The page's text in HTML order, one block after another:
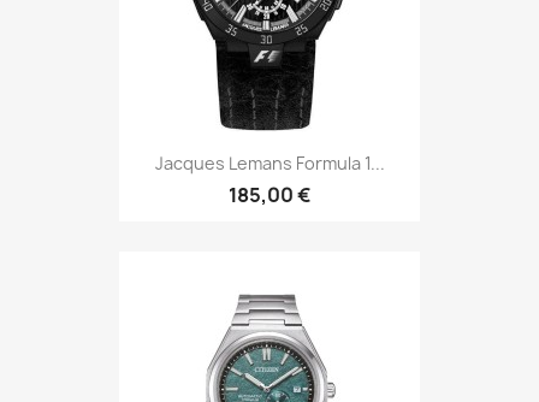
Jacques Lemans Formula 1...
185,00 €